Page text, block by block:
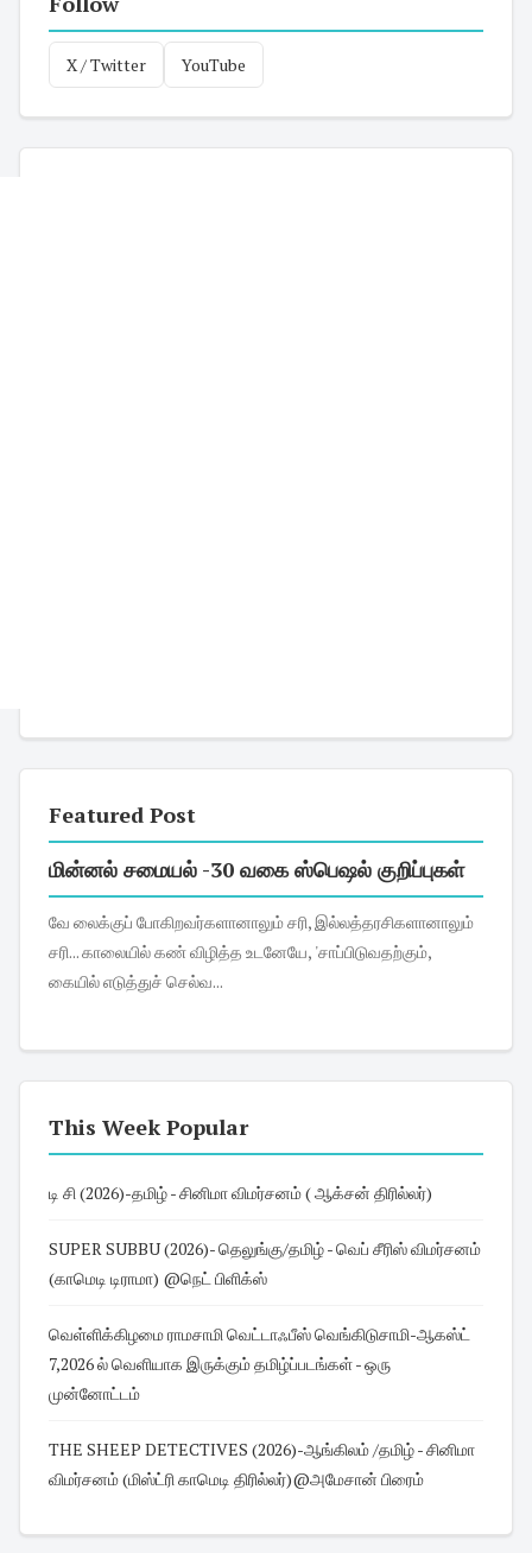
X / Twitter YouTube
Featured Post
மின்னல் சமையல் -30 வகை ஸ்பெஷல் குறிப்புகள்
வே லைக்குப் போகிறவர்களானாலும் சரி, இல்லத்தரசிகளானாலும்
சரி... காலையில் கண் விழித்த உடனேயே, 'சாப்பிடுவதற்கும்,
கையில் எடுத்துச் செல்வ...
This Week Popular
டி சி (2026)-தமிழ் - சினிமா விமர்சனம் ( ஆக்சன் திரில்லர்)
SUPER SUBBU (2026)- தெலுங்கு/தமிழ் - வெப் சீரிஸ் விமர்சனம்
(காமெடி டிராமா) @நெட் பிளிக்ஸ்
வெள்ளிக்கிழமை ராமசாமி வெட்டாஃபீஸ் வெங்கிடுசாமி-ஆகஸ்ட்
7,2026 ல் வெளியாக இருக்கும் தமிழ்ப்படங்கள் - ஒரு
முன்னோட்டம்
THE SHEEP DETECTIVES (2026)-ஆங்கிலம் /தமிழ் - சினிமா
விமர்சனம் (மிஸ்ட்ரி காமெடி திரில்லர்)@அமேசான் பிரைம்